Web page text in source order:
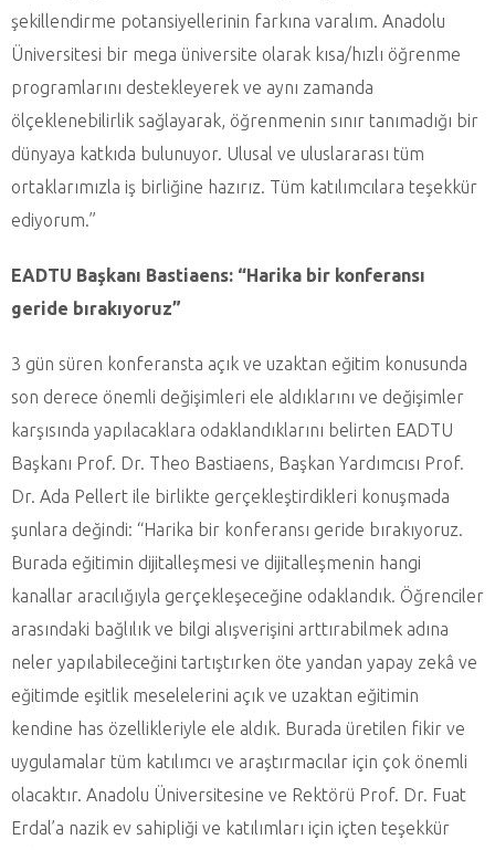
şekillendirme potansiyellerinin farkına varalım. Anadolu
Üniversitesi bir mega üniversite olarak kısa/hızlı öğrenme
programlarını destekleyerek ve aynı zamanda
ölçeklenebilirlik sağlayarak, öğrenmenin sınır tanımadığı bir
dünyaya katkıda bulunuyor. Ulusal ve uluslararası tüm
ortaklarımızla iş birliğine hazırız. Tüm katılımcılara teşekkür
ediyorum.”
EADTU Başkanı Bastiaens: “Harika bir konferansı
geride bırakıyoruz”
3 gün süren konferansta açık ve uzaktan eğitim konusunda
son derece önemli değişimleri ele aldıklarını ve değişimler
karşısında yapılacaklara odaklandıklarını belirten EADTU
Başkanı Prof. Dr. Theo Bastiaens, Başkan Yardımcısı Prof.
Dr. Ada Pellert ile birlikte gerçekleştirdikleri konuşmada
şunlara değindi: “Harika bir konferansı geride bırakıyoruz.
Burada eğitimin dijitalleşmesi ve dijitalleşmenin hangi
kanallar aracılığıyla gerçekleşeceğine odaklandık. Öğrenciler
arasındaki bağlılık ve bilgi alışverişini arttırabilmek adına
neler yapılabileceğini tartıştırken öte yandan yapay zekâ ve
eğitimde eşitlik meselelerini açık ve uzaktan eğitimin
kendine has özellikleriyle ele aldık. Burada üretilen fikir ve
uygulamalar tüm katılımcı ve araştırmacılar için çok önemli
olacaktır. Anadolu Üniversitesine ve Rektörü Prof. Dr. Fuat
Erdal’a nazik ev sahipliği ve katılımları için içten teşekkür